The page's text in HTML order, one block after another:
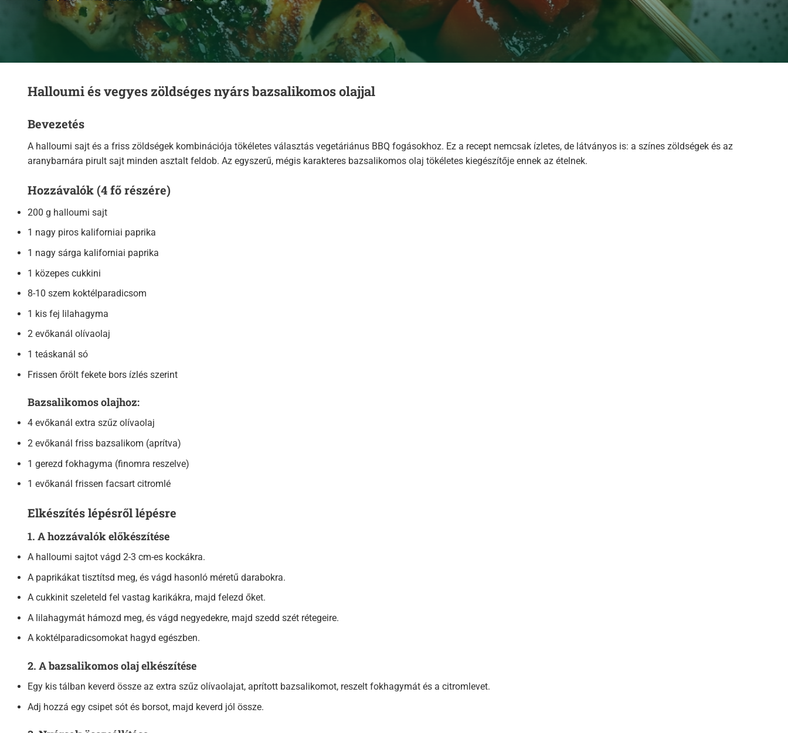
Halloumi és vegyes zöldséges nyárs bazsalikomos olajjal
Bevezetés
A halloumi sajt és a friss zöldségek kombinációja tökéletes választás vegetáriánus BBQ fogásokhoz. Ez a recept nemcsak ízletes, de látványos is: a színes zöldségek és az
aranybarnára pirult sajt minden asztalt feldob. Az egyszerű, mégis karakteres bazsalikomos olaj tökéletes kiegészítője ennek az ételnek.
Hozzávalók (4 fő részére)
200 g halloumi sajt
1 nagy piros kaliforniai paprika
1 nagy sárga kaliforniai paprika
1 közepes cukkini
8-10 szem koktélparadicsom
1 kis fej lilahagyma
2 evőkanál olívaolaj
1 teáskanál só
Frissen őrölt fekete bors ízlés szerint
Bazsalikomos olajhoz:
4 evőkanál extra szűz olívaolaj
2 evőkanál friss bazsalikom (aprítva)
1 gerezd fokhagyma (finomra reszelve)
1 evőkanál frissen facsart citromlé
Elkészítés lépésről lépésre
1. A hozzávalók előkészítése
A halloumi sajtot vágd 2-3 cm-es kockákra.
A paprikákat tisztítsd meg, és vágd hasonló méretű darabokra.
A cukkinit szeleteld fel vastag karikákra, majd felezd őket.
A lilahagymát hámozd meg, és vágd negyedekre, majd szedd szét rétegeire.
A koktélparadicsomokat hagyd egészben.
2. A bazsalikomos olaj elkészítése
Egy kis tálban keverd össze az extra szűz olívaolajat, aprított bazsalikomot, reszelt fokhagymát és a citromlevet.
Adj hozzá egy csipet sót és borsot, majd keverd jól össze.